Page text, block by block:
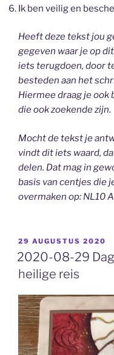
Ik ben veilig en
Heeft deze tekst jou
gegeven waar je op
iets terugdoen, door
besteden aan het
Hiermee draag je ook
die ook zoekende zijn.
Mocht de tekst je
vindt dit iets waard,
delen. Dat mag in
basis van centjes die
overmaken op: NL10
GEPLAATST
OP
29 AUGUSTUS 2020
2020-08-29
heilige reis